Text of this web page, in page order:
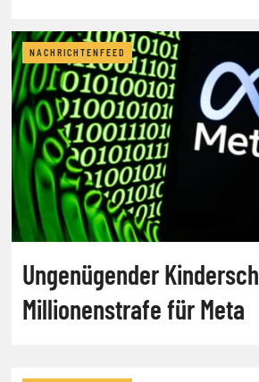
NACHRICHTENFEED
Ungenügender
Millionenstrafe für Meta